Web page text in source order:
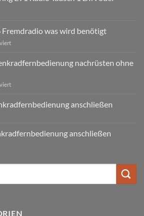
Fremdradio was wird benötigt
für
Passat
B6
was
benötigt
nachrüsten ohne
für
Fusion
Lenkradfernbedienung
Can
anschließen
anschließen